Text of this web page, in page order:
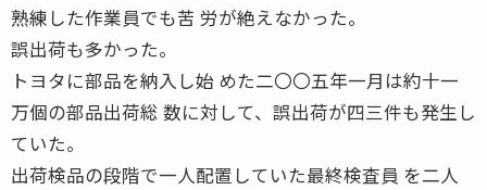
熟練した作業員でも苦 労が絶えなかった。
誤出荷も多かった。
トヨタに部品を納入し始 めた二〇〇五年一月は約十一
万個の部品出荷総 数に対して、誤出荷が四三件も発生し
ていた。
出荷検品の段階で一人配置していた最終検査員 を二人